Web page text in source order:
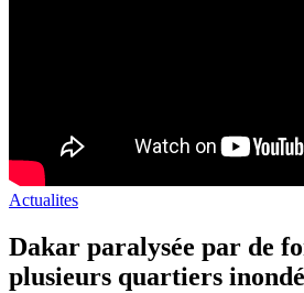
Actualites
Dakar paralysée par de
plusieurs quartiers